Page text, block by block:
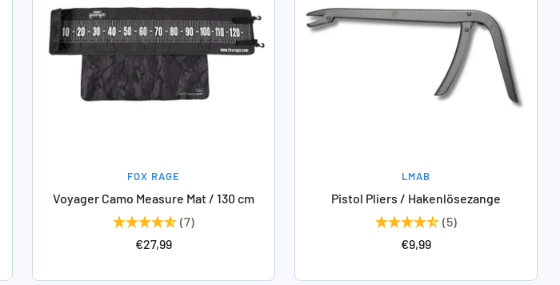
FOX RAGE
Voyager Camo Measure Mat / 130 cm
(7)
Angebotspreis
€27,99
LMAB
Pistol Pliers / Hakenlösezange
(5)
Angebotspreis
€9,99